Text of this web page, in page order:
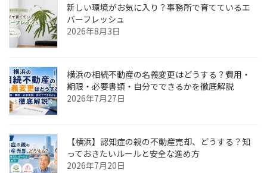
新しい環境がお気に入り？事務所で育てているエ
バーフレッシュ
2026年8月3日
横浜の相続不動産の名義変更はどうする？費用・
期限・必要書類・自分でできるかを徹底解説
2026年7月27日
【横浜】認知症の親の不動産売却、どうする？知
っておきたいルールと安全な進め方
2026年7月20日